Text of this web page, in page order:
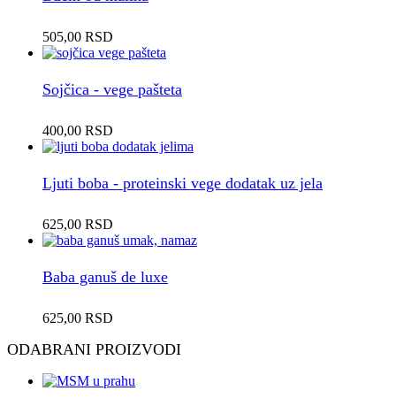
505,00 RSD
Sojčica - vege pašteta
400,00 RSD
Ljuti boba - proteinski vege dodatak uz jela
625,00 RSD
Baba ganuš de luxe
625,00 RSD
ODABRANI PROIZVODI